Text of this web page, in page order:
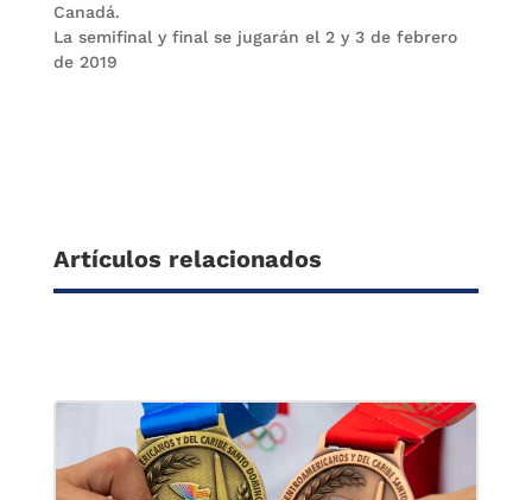
Canadá.
La semifinal y final se jugarán el 2 y 3 de febrero
de 2019
Artículos relacionados